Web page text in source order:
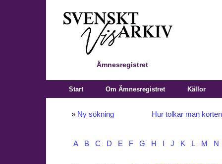
Ämnesregistret
Start Om Ämnesregistret Källor
» Ny sökning Hur tolkar man
A B C D E F G H J K L M N